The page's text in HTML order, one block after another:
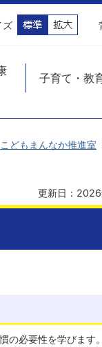
ズ
子育て・教
こどもまんなか推進室
更新日：
の必要性を学びます